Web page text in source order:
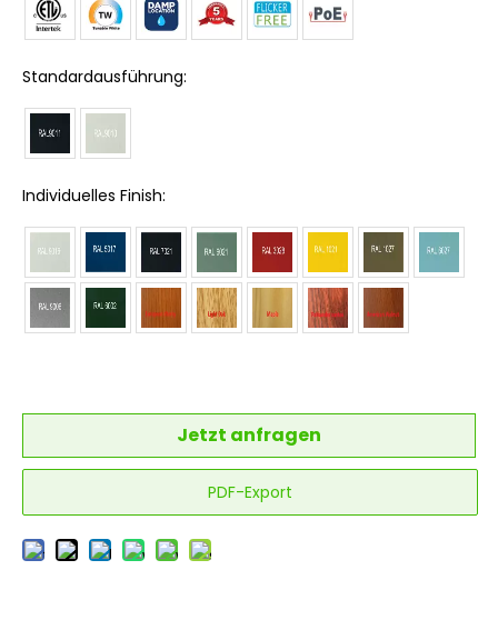
Standardausführung:
Individuelles Finish:
Jetzt anfragen
PDF-Export